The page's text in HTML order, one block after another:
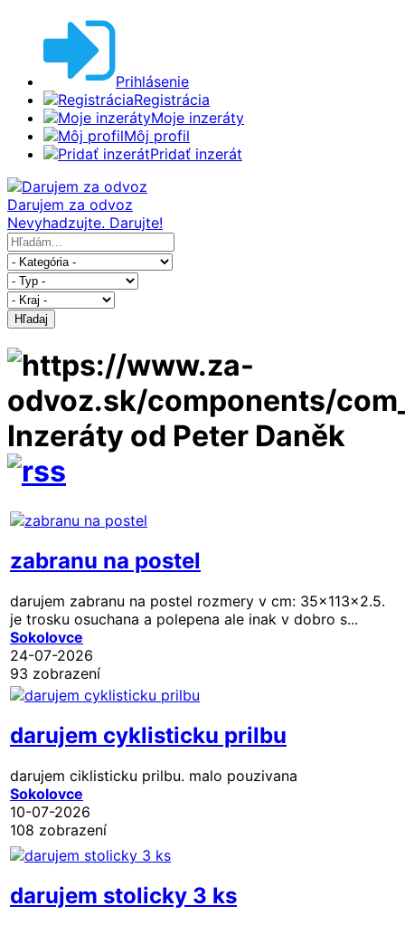
Prihlásenie
Registrácia
Moje inzeráty
Môj profil
Pridať inzerát
Darujem za odvoz
Nevyhadzujte. Darujte!
Hľadaj
Inzeráty od Peter Daněk
zabranu na postel
darujem zabranu na postel rozmery v cm: 35x113x2.5.
je trosku osuchana a polepena ale inak v dobro s...
Sokolovce
24-07-2026
93 zobrazení
darujem cyklisticku prilbu
darujem ciklisticku prilbu. malo pouzivana
Sokolovce
10-07-2026
108 zobrazení
darujem stolicky 3 ks